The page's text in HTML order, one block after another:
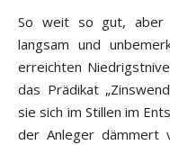
So weit so gut, aber
langsam und
erreichten
das Prädikat
sie sich im Stillen im
der Anleger dämmert